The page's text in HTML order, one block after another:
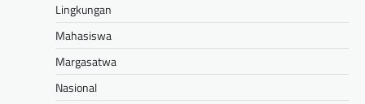
Lingkungan
Mahasiswa
Margasatwa
Nasional